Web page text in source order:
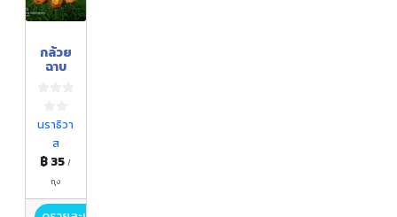
กล้วย
ฉาบ
นราธิวา
ส
฿ 35/
ถุง